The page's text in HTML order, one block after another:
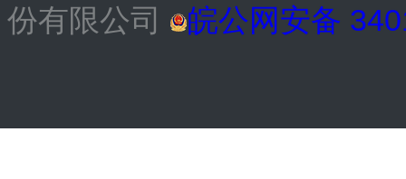
份有限公司 皖公网安备